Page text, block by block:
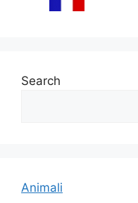
Search
Animali